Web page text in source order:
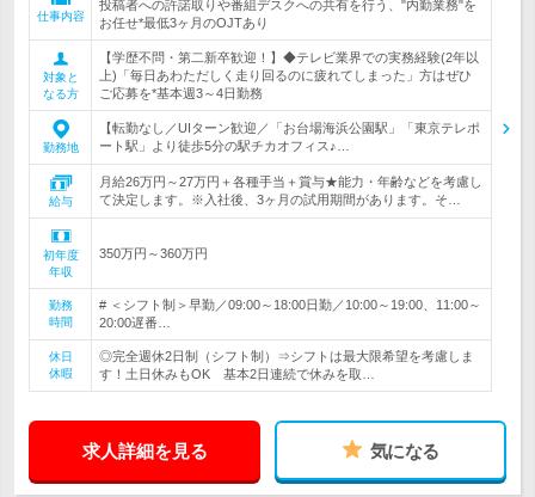
仕事内容
投稿者への許諾取りや番組デスクへの共有を行う、"内勤業務"を
お任せ*最低3ヶ月のOJTあり
対象と
なる方
【学歴不問・第二新卒歓迎！】◆テレビ業界での実務経験(2年以
上)「毎日あわただしく走り回るのに疲れてしまった」方はぜひ
ご応募を*基本週3～4日勤務
勤務地
【転勤なし／UIターン歓迎／「お台場海浜公園駅」「東京テレポ
ート駅」より徒歩5分の駅チカオフィス♪…
給与
月給26万円～27万円＋各種手当＋賞与★能力・年齢などを考慮し
て決定します。※入社後、3ヶ月の試用期間があります。そ…
初年度
年収
350万円～360万円
勤務
時間
# ＜シフト制＞早勤／09:00～18:00日勤／10:00～19:00、11:00～
20:00遅番…
休日
休暇
◎完全週休2日制（シフト制）⇒シフトは最大限希望を考慮しま
す！土日休みもOK 基本2日連続で休みを取…
求人詳細を見る 気になる